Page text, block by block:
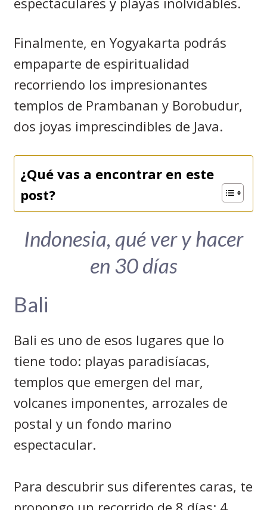
Finalmente, en Yogyakarta podrás
empaparte de espiritualidad
recorriendo los impresionantes
templos de Prambanan y Borobudur,
dos joyas imprescindibles de Java.
¿Qué vas a encontrar en este
post?
Indonesia, qué ver y hacer
en 30 días
Bali
Bali es uno de esos lugares que lo
tiene todo: playas paradisíacas,
templos que emergen del mar,
volcanes imponentes, arrozales de
postal y un fondo marino
espectacular.
Para descubrir sus diferentes caras, te